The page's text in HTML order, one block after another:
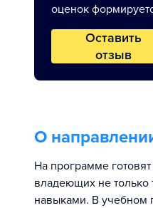
оценок
Оставить
отзыв
О
На программе
владеющих не только
навыками. В учебном